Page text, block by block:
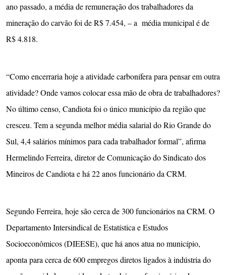
ano passado, a média de remuneração dos trabalhadores da
mineração do carvão foi de R$ 7.454, – a média municipal é de
R$ 4.818.
“Como encerraria hoje a atividade carbonífera para pensar em outra
atividade? Onde vamos colocar essa mão de obra de trabalhadores?
No último censo, Candiota foi o único município da região que
cresceu. Tem a segunda melhor média salarial do Rio Grande do
Sul, 4,4 salários mínimos para cada trabalhador formal”, afirma
Hermelindo Ferreira, diretor de Comunicação do Sindicato dos
Mineiros de Candiota e há 22 anos funcionário da CRM.
Segundo Ferreira, hoje são cerca de 300 funcionários na CRM. O
Departamento Intersindical de Estatística e Estudos
Socioeconômicos (DIEESE), que há anos atua no município,
aponta para cerca de 600 empregos diretos ligados à indústria do